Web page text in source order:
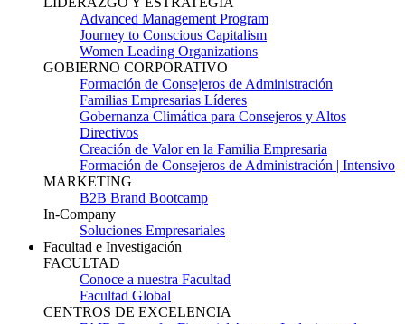
Advanced Management Program
Journey to Conscious Capitalism
Women Leading Organizations
GOBIERNO CORPORATIVO
Formación de Consejeros de Administración
Familias Empresarias Líderes
Gobernanza Climática para Consejeros y Altos
Directivos
Creación de Valor en la Familia Empresaria
Formación de Consejeros de Administración | Intensivo
MARKETING
B2B Brand Bootcamp
In-Company
Soluciones Empresariales
Facultad e Investigación
FACULTAD
Conoce a nuestra Facultad
Facultad Global
CENTROS DE EXCELENCIA